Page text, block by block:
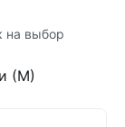
на выбор
(М)